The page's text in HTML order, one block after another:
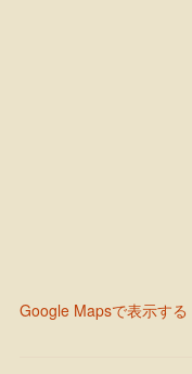
Google Mapsで表示する